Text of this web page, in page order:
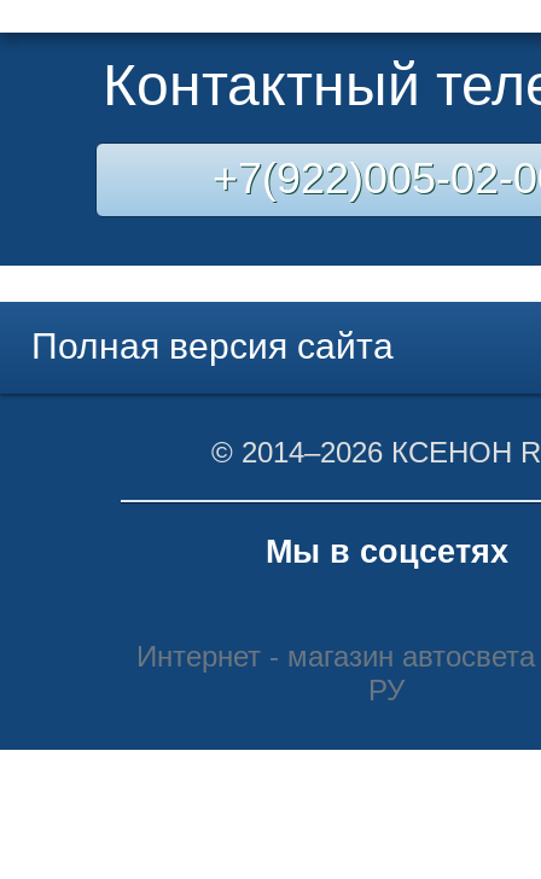
Контактный
+7(922)005-02-
Полная версия сайта
© 2014–2026 КСЕНОН
Мы в соцсетях
Интернет - магазин
РУ